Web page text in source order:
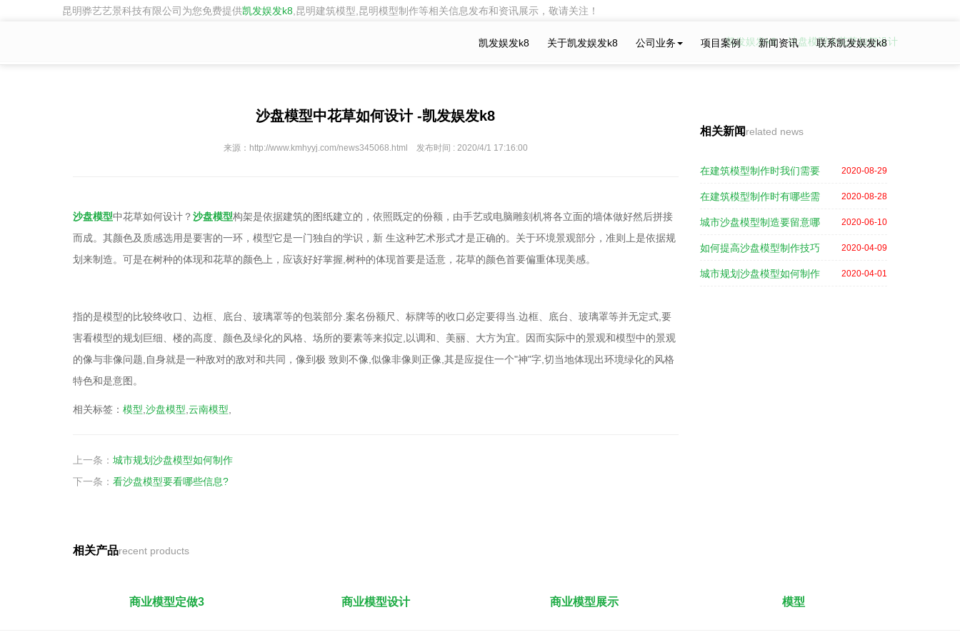
昆明骅艺艺景科技有限公司为您免费提供凯发娱发k8 ,昆明建筑模型,昆明模型制作等相关信息发布和资讯展示，敬请关注！
凯发娱发k8 关于凯发娱发k8 公司业务 项目案例 新闻资讯 联系凯发娱发k8
凯发娱发k8>沙盘模型中花草如何设计
沙盘模型中花草如何设计 -凯发娱发k8
来源：http://www.kmhyyj.com/news345068.html 发布时间 : 2020/4/1 17:16:00
沙盘模型中花草如何设计？沙盘模型构架是依据建筑的图纸建立的，依照既定的份额，由手艺或电脑雕刻机将各立面的墙体做好然后拼接
而成。其颜色及质感选用是要害的一环，模型它是一门独自的学识，新 生这种艺术形式才是正确的。关于环境景观部分，准则上是依据规
划来制造。可是在树种的体现和花草的颜色上，应该好好掌握,树种的体现首要是适意，花草的颜色首要偏重体现美感。
指的是模型的比较终收口、边框、底台、玻璃罩等的包装部分.案名份额尺、标牌等的收口必定要得当.边框、底台、玻璃罩等并无定式,要
害看模型的规划巨细、楼的高度、颜色及绿化的风格、场所的要素等来拟定,以调和、美丽、大方为宜。因而实际中的景观和模型中的景观
的像与非像问题,自身就是一种敌对的敌对和共同，像到极 致则不像,似像非像则正像,其是应捉住一个"神"字,切当地体现出环境绿化的风格
特色和是意图。
相关标签： 模型 沙盘模型 云南模型
上一条： 城市规划沙盘模型如何制作
下一条： 看沙盘模型要看哪些信息?
相关新闻related news
在建筑模型制作时我们需要 2020-08-29
在建筑模型制作时有哪些需 2020-08-28
城市沙盘模型制造要留意哪 2020-06-10
如何提高沙盘模型制作技巧 2020-04-09
城市规划沙盘模型如何制作 2020-04-01
相关产品recent products
商业模型定做3 商业模型设计 商业模型展示 模型